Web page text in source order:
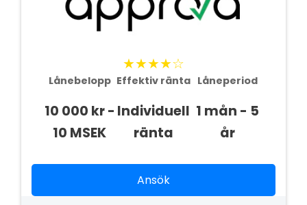
★★★★☆
Lånebelopp
10 000 kr -
10 MSEK
Effektiv ränta
Individuell
ränta
Låneperiod
1 mån - 5
år
Ansök